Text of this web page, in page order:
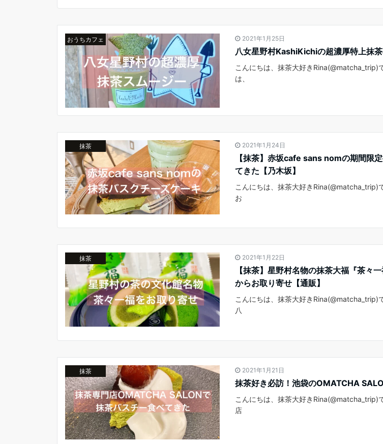
おうちカフェ 2021年1月25日
八女星野村KashiKichiの超濃厚特上抹
こんにちは、抹茶大好き
は、
抹茶 2021年1月24日
【抹茶】赤坂cafe sans nomの期間限
てきた【乃木坂】
こんにちは、抹茶大好き
お
抹茶 2021年1月22日
【抹茶】星野村名物の抹茶大福『茶々
からお取り寄せ【通販】
こんにちは、抹茶大好き
八
抹茶 2021年1月21日
抹茶好き必訪！池袋のOMATCHA
こんにちは、抹茶大好き
店